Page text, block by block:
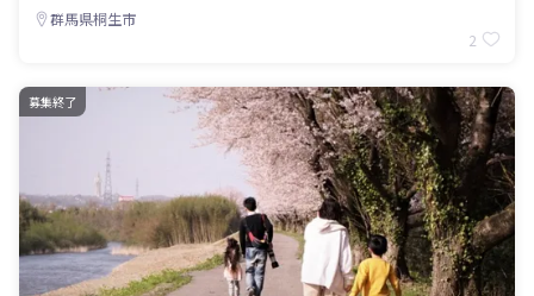
群馬県桐生市
2
募集終了